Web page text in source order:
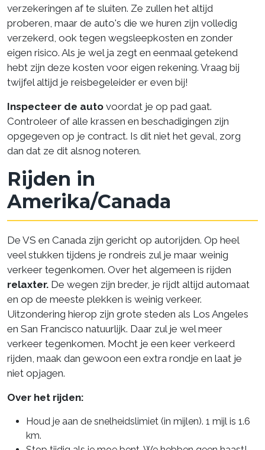
verzekeringen af te sluiten. Ze zullen het altijd
proberen, maar de auto's die we huren zijn volledig
verzekerd, ook tegen wegsleepkosten en zonder
eigen risico. Als je wel ja zegt en eenmaal getekend
hebt zijn deze kosten voor eigen rekening. Vraag bij
twijfel altijd je reisbegeleider er even bij!
Inspecteer de auto voordat je op pad gaat.
Controleer of alle krassen en beschadigingen zijn
opgegeven op je contract. Is dit niet het geval, zorg
dan dat ze dit alsnog noteren.
Rijden in
Amerika/Canada
De VS en Canada zijn gericht op autorijden. Op heel
veel stukken tijdens je rondreis zul je maar weinig
verkeer tegenkomen. Over het algemeen is rijden
relaxter. De wegen zijn breder, je rijdt altijd automaat
en op de meeste plekken is weinig verkeer.
Uitzondering hierop zijn grote steden als Los Angeles
en San Francisco natuurlijk. Daar zul je wel meer
verkeer tegenkomen. Mocht je een keer verkeerd
rijden, maak dan gewoon een extra rondje en laat je
niet opjagen.
Over het rijden:
Houd je aan de snelheidslimiet (in mijlen). 1 mijl is 1.6
km.